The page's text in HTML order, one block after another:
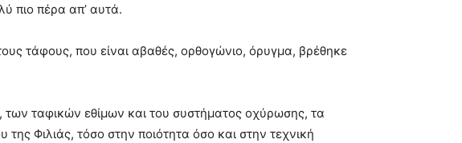
πιο πέρα απ’ αυτά.
τάφους, που είναι αβαθές, ορθογώνιο, όρυγμα, βρέθηκε
των ταφικών εθίμων και του συστήματος οχύρωσης, τα
Φιλιάς, τόσο στην ποιότητα όσο και στην τεχνική